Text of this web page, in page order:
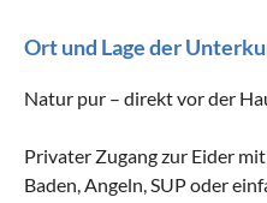
Ort und Lage der
Natur pur – direkt vor der
Privater Zugang zur Eider
Baden, Angeln, SUP oder